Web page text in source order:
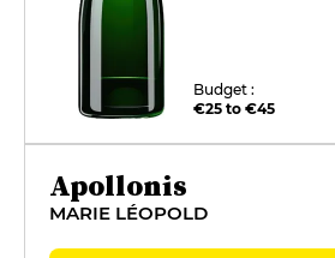
Budget :
€25 to €45
Apollonis
MARIE LÉOPOLD